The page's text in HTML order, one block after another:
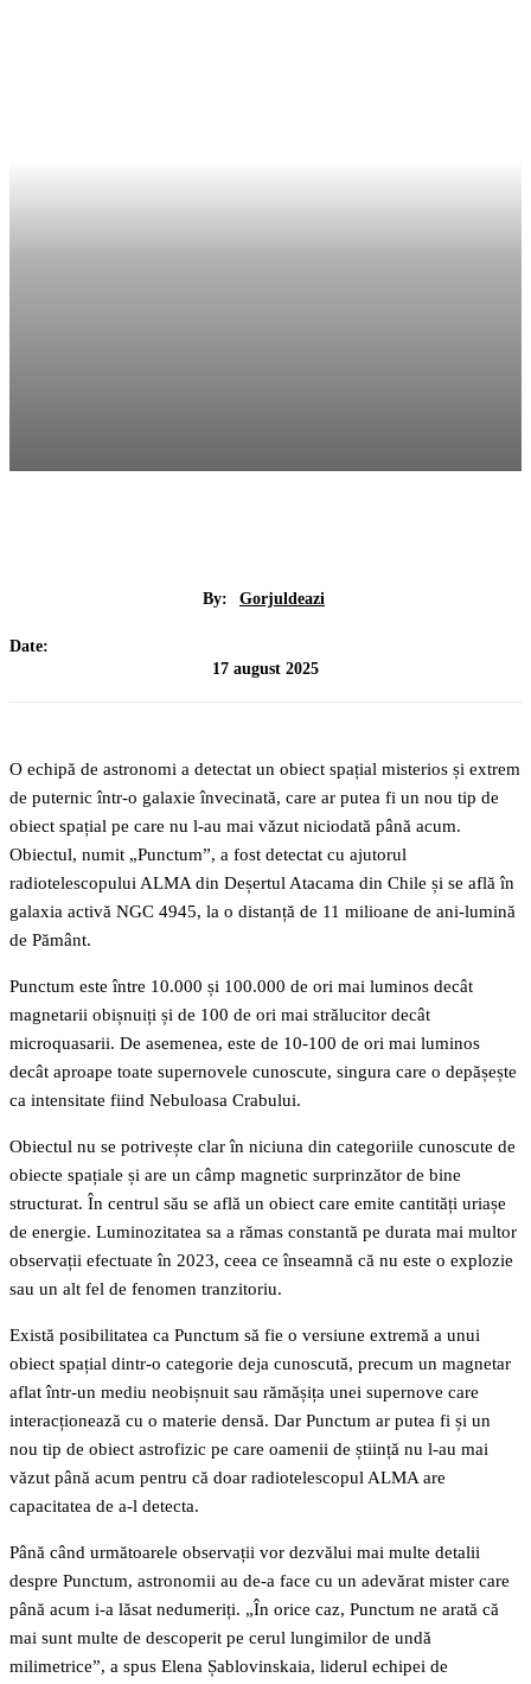
By: Gorjuldeazi
Date:
17 august 2025
O echipă de astronomi a detectat un obiect spațial misterios și extrem
de puternic într-o galaxie învecinată, care ar putea fi un nou tip de
obiect spațial pe care nu l-au mai văzut niciodată până acum.
Obiectul, numit „Punctum”, a fost detectat cu ajutorul
radiotelescopului ALMA din Deșertul Atacama din Chile și se află în
galaxia activă NGC 4945, la o distanță de 11 milioane de ani-lumină
de Pământ.
Punctum este între 10.000 și 100.000 de ori mai luminos decât
magnetarii obișnuiți și de 100 de ori mai strălucitor decât
microquasarii. De asemenea, este de 10-100 de ori mai luminos
decât aproape toate supernovele cunoscute, singura care o depășește
ca intensitate fiind Nebuloasa Crabului.
Obiectul nu se potrivește clar în niciuna din categoriile cunoscute de
obiecte spațiale și are un câmp magnetic surprinzător de bine
structurat. În centrul său se află un obiect care emite cantități uriașe
de energie. Luminozitatea sa a rămas constantă pe durata mai multor
observații efectuate în 2023, ceea ce înseamnă că nu este o explozie
sau un alt fel de fenomen tranzitoriu.
Există posibilitatea ca Punctum să fie o versiune extremă a unui
obiect spațial dintr-o categorie deja cunoscută, precum un magnetar
aflat într-un mediu neobișnuit sau rămășița unei supernove care
interacționează cu o materie densă. Dar Punctum ar putea fi și un
nou tip de obiect astrofizic pe care oamenii de știință nu l-au mai
văzut până acum pentru că doar radiotelescopul ALMA are
capacitatea de a-l detecta.
Până când următoarele observații vor dezvălui mai multe detalii
despre Punctum, astronomii au de-a face cu un adevărat mister care
până acum i-a lăsat nedumeriți. „În orice caz, Punctum ne arată că
mai sunt multe de descoperit pe cerul lungimilor de undă
milimetrice”, a spus Elena Șablovinskaia, liderul echipei de